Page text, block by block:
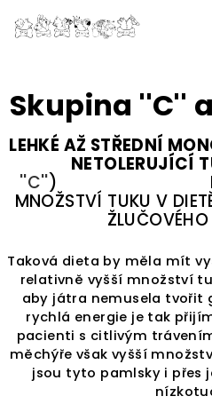
na
obsah
Skupina ''C''
LEHKÉ AŽ STŘEDNÍ
NETOLERUJÍCÍ
''C'')
MNOŽSTVÍ TUKU V
Taková dieta by měla mít
relativně vyšší množství
aby játra nemusela tvořit
rychlá energie je tak
pacienti s citlivým
měchýře však vyšší
jsou tyto pamlsky i přes